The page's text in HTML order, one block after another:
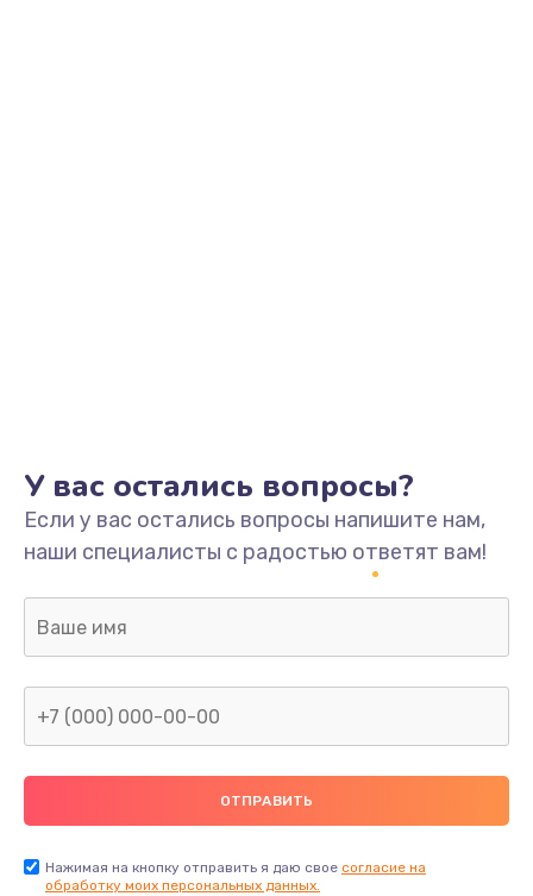
У вас остались вопросы?
Если у вас остались вопросы напишите нам,
наши специалисты с радостью ответят вам!
Нажимая на кнопку отправить я даю свое согласие на
обработку моих персональных данных.